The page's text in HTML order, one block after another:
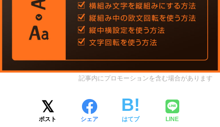
記事内にプロモーションを含む場合があります
ポスト シェア はてブ LINE